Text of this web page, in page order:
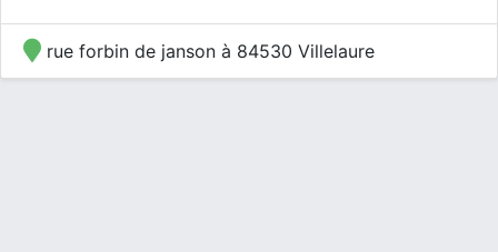
rue forbin de janson à 84530 Villelaure